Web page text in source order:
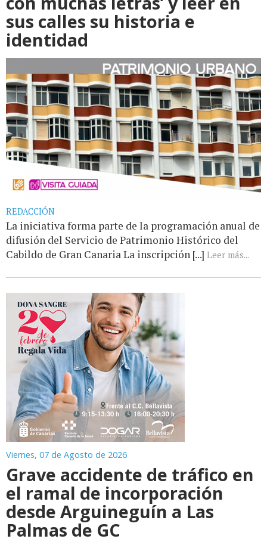
sus calles su historia e
identidad
REDACCIÓN
La iniciativa forma parte de la programación anual de
difusión del Servicio de Patrimonio Histórico del
Cabildo de Gran Canaria La inscripción [...] Leer más...
Viernes, 07 de Agosto de 2026
Grave accidente de tráfico en
el ramal de incorporación
desde Arguineguín a Las
Palmas de GC